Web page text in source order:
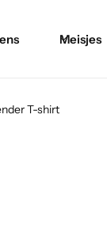
Meisjes
T-shirt